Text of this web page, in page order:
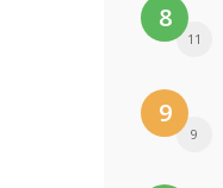
8
11
9
9